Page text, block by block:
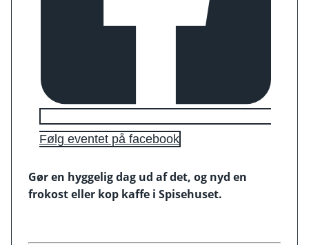
Følg eventet på facebook
Gør en hyggelig dag ud af det, og nyd en
frokost eller kop kaffe i Spisehuset.